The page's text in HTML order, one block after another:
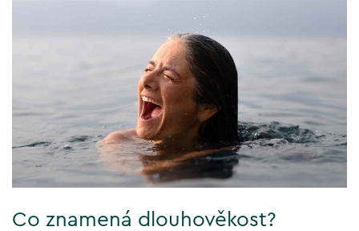
Co znamená dlouhověkost?